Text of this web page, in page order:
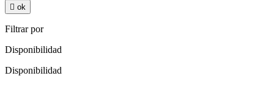
 ok
Filtrar por
Disponibilidad
Disponibilidad